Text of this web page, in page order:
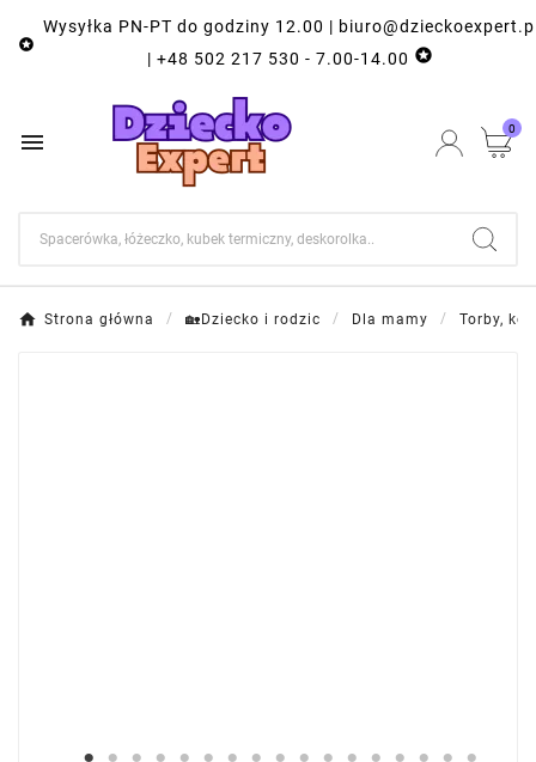

Wysyłka PN-PT do godziny 12.00 |
| +48 502 217 530 - 7.00-14.00 
 0
Strona główna 🏡Dziecko i rodzic Dla mamy Torby,